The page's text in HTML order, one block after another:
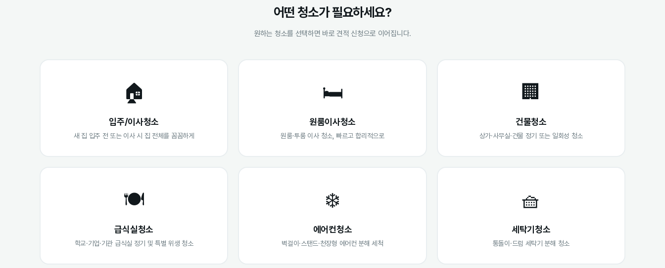
어떤 청소가 필요하세요?
원하는 청소를 선택하면 바로 견적 신청으로 이어집니다.
🏠
입주/이사청소
새 집 입주 전 또는 이사 시 집 전체를 꼼꼼하게
🛏️
원룸이사청소
원룸·투룸 이사 청소, 빠르고 합리적으로
🏢
건물청소
상가·사무실·건물 정기 또는 일회성 청소
🍽️
급식실청소
학교·기업·기관 급식실 정기 및 특별 위생 청소
❄️
에어컨청소
벽걸이·스탠드·천장형 에어컨 분해 세척
🧺
세탁기청소
통돌이·드럼 세탁기 분해 청소